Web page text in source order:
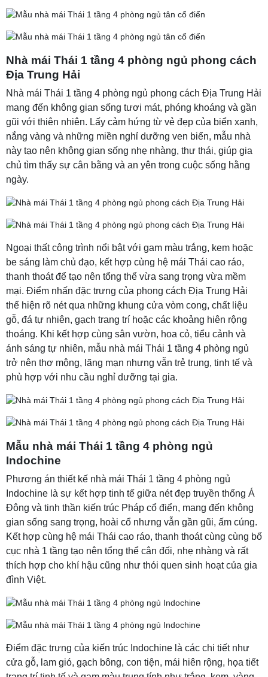
Nhà mái Thái 1 tầng 4 phòng ngủ phong cách
Địa Trung Hải
Nhà mái Thái 1 tầng 4 phòng ngủ phong cách Địa Trung Hải
mang đến không gian sống tươi mát, phóng khoáng và gần
gũi với thiên nhiên. Lấy cảm hứng từ vẻ đẹp của biển xanh,
nắng vàng và những miền nghỉ dưỡng ven biển, mẫu nhà
này tạo nên không gian sống nhẹ nhàng, thư thái, giúp gia
chủ tìm thấy sự cân bằng và an yên trong cuộc sống hằng
ngày.
Ngoại thất công trình nổi bật với gam màu trắng, kem hoặc
be sáng làm chủ đạo, kết hợp cùng hệ mái Thái cao ráo,
thanh thoát để tạo nên tổng thể vừa sang trọng vừa mềm
mại. Điểm nhấn đặc trưng của phong cách Địa Trung Hải
thể hiện rõ nét qua những khung cửa vòm cong, chất liệu
gỗ, đá tự nhiên, gạch trang trí hoặc các khoảng hiên rộng
thoáng. Khi kết hợp cùng sân vườn, hoa cỏ, tiểu cảnh và
ánh sáng tự nhiên, mẫu nhà mái Thái 1 tầng 4 phòng ngủ
trở nên thơ mộng, lãng mạn nhưng vẫn trẻ trung, tinh tế và
phù hợp với nhu cầu nghỉ dưỡng tại gia.
Mẫu nhà mái Thái 1 tầng 4 phòng ngủ
Indochine
Phương án thiết kế nhà mái Thái 1 tầng 4 phòng ngủ
Indochine là sự kết hợp tinh tế giữa nét đẹp truyền thống Á
Đông và tinh thần kiến trúc Pháp cổ điển, mang đến không
gian sống sang trọng, hoài cổ nhưng vẫn gần gũi, ấm cúng.
Kết hợp cùng hệ mái Thái cao ráo, thanh thoát cùng cùng bố
cục nhà 1 tầng tạo nên tổng thể cân đối, nhẹ nhàng và rất
thích hợp cho khí hậu cũng như thói quen sinh hoạt của gia
đình Việt.
Điểm đặc trưng của kiến trúc Indochine là các chi tiết như
cửa gỗ, lam gió, gạch bông, con tiện, mái hiên rộng, họa tiết